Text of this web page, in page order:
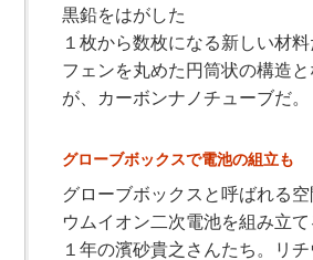
黒鉛をはがした
１枚から数枚になる新しい材
フェンを丸めた円筒状の構造
が、カーボンナノチューブだ。
グローブボックスで電池の組立も
グローブボックスと呼ばれる
ウムイオン二次電池を組み立
１年の濱砂貴之さんたち。リ